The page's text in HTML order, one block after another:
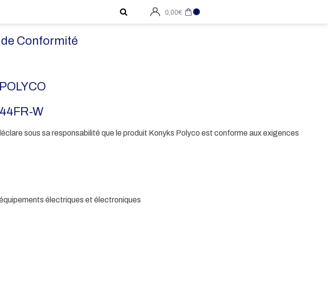
0,00€ 0
Conformité
W
sous sa responsabilité que le produit Konyks Polyco est conforme aux exigences
électriques et électroniques